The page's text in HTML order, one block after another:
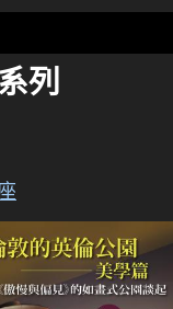
列